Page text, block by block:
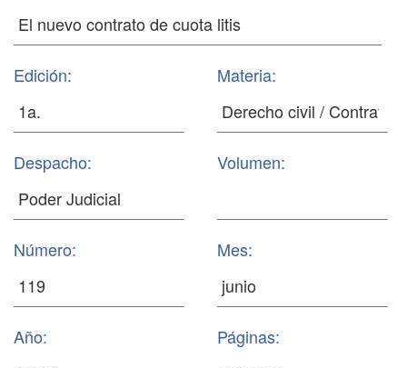
Edición: Materia:
Despacho: Volumen:
Número: Mes:
Año: Páginas: